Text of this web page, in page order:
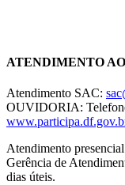
ATENDIMENTO
Atendimento SAC:
OUVIDORIA:
Atendimento
Gerência de
dias úteis.